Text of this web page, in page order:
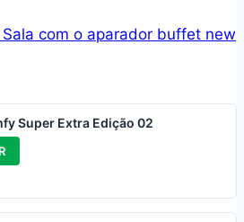
com o aparador buffet new
Super Extra Edição 02